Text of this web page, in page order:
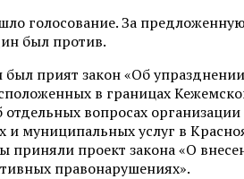
голосование. За
был против.
был прият закон «Об
в границах
отдельных вопросах
и муниципальных услуг в
приняли проект закона «О
правонарушениях».